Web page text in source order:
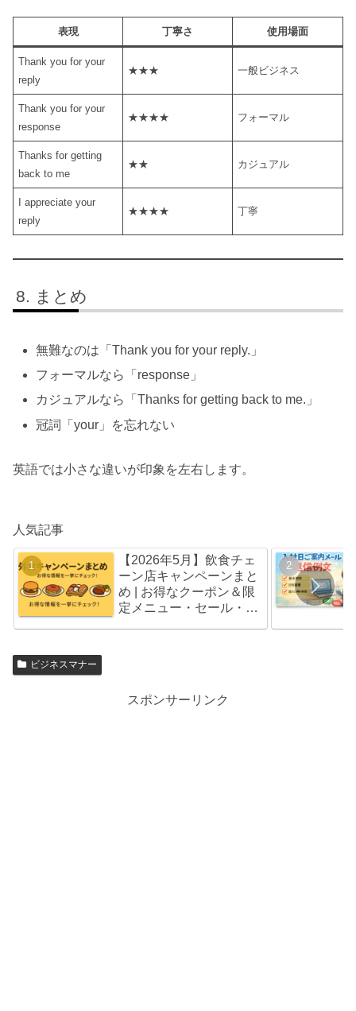
表現 丁寧さ 使用場面
Thank you for your
reply
★★★ 一般ビジネス
Thank you for your
response
★★★★ フォーマル
Thanks for getting
back to me
★★ カジュアル
I appreciate your
reply
★★★★ 丁寧
まとめ
無難なのは「Thank you for your reply.」
フォーマルなら「response」
カジュアルなら「Thanks for getting back to me.」
冠詞「your」を忘れない
英語では小さな違いが印象を左右します。
人気記事
【2026年5月】飲食チェ
ーン店キャンペーンまと
め | お得なクーポン＆限
定メニュー・セール・福
ビジネスマナー
スポンサーリンク